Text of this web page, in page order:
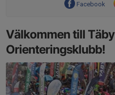
Facebook
Välkommen till Täby
Orienteringsklubb!